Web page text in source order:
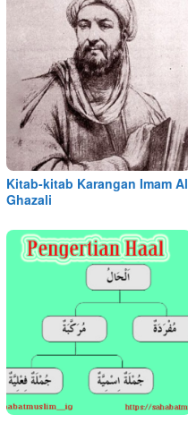
Kitab-kitab Karangan Imam Al
Ghazali